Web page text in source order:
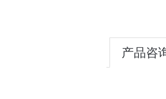
产品咨